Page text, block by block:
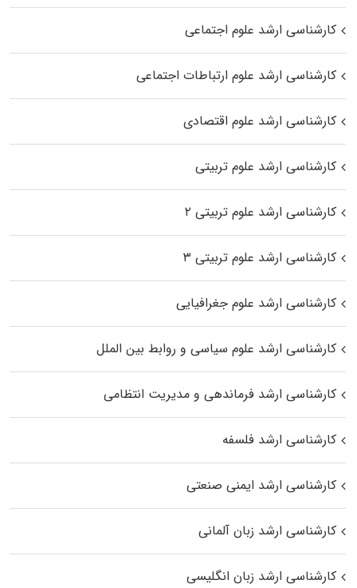
کارشناسی ارشد علوم اجتماعی
کارشناسی ارشد علوم ارتباطات اجتماعی
کارشناسی ارشد علوم اقتصادی
کارشناسی ارشد علوم تربیتی
کارشناسی ارشد علوم تربیتی ۲
کارشناسی ارشد علوم تربیتی ۳
کارشناسی ارشد علوم جغرافیایی
کارشناسی ارشد علوم سیاسی و روابط بین الملل
کارشناسی ارشد فرماندهی و مدیریت انتظامی
کارشناسی ارشد فلسفه
کارشناسی ارشد ایمنی صنعتی
کارشناسی ارشد زبان آلمانی
کارشناسی ارشد زبان انگلیسی